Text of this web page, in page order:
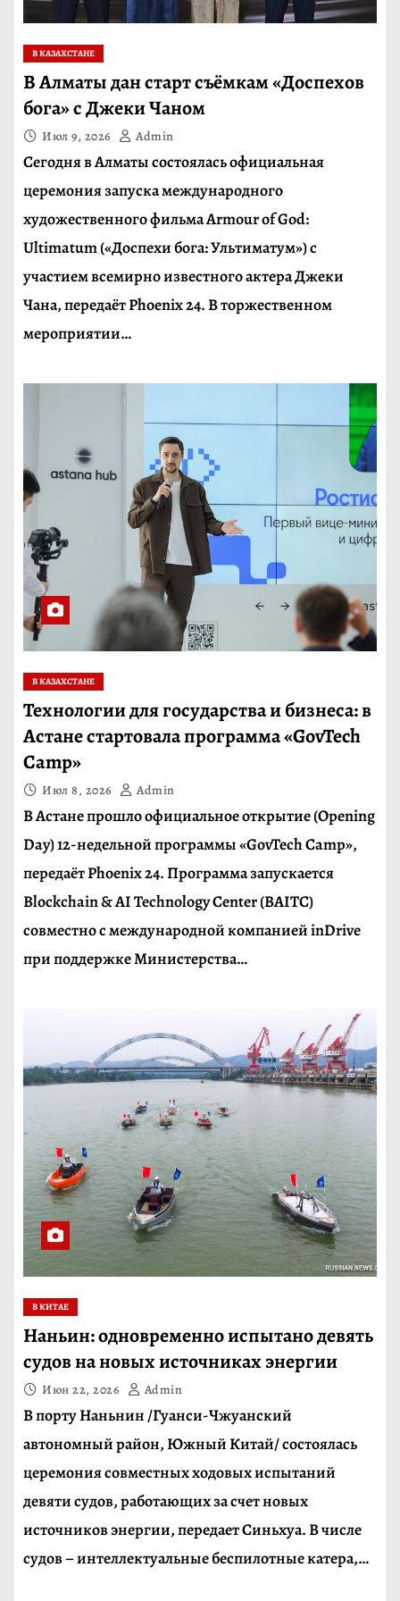
В КАЗАХСТАНЕ
В Алматы дан старт съёмкам «Доспехов
бога» с Джеки Чаном
Июл 9, 2026 Admin
Сегодня в Алматы состоялась официальная
церемония запуска международного
художественного фильма Armour of God:
Ultimatum («Доспехи бога: Ультиматум») с
участием всемирно известного актера Джеки
Чана, передаёт Phoenix 24. В торжественном
мероприятии…
В КАЗАХСТАНЕ
Технологии для государства и бизнеса: в
Астане стартовала программа «GovTech
Camp»
Июл 8, 2026 Admin
В Астане прошло официальное открытие (Opening
Day) 12-недельной программы «GovTech Camp»,
передаёт Phoenix 24. Программа запускается
Blockchain & AI Technology Center (BAITC)
совместно с международной компанией inDrive
при поддержке Министерства…
В КИТАЕ
Наньин: одновременно испытано девять
судов на новых источниках энергии
Июн 22, 2026 Admin
В порту Наньнин /Гуанси-Чжуанский
автономный район, Южный Китай/ состоялась
церемония совместных ходовых испытаний
девяти судов, работающих за счет новых
источников энергии, передает Синьхуа. В числе
судов – интеллектуальные беспилотные катера,…